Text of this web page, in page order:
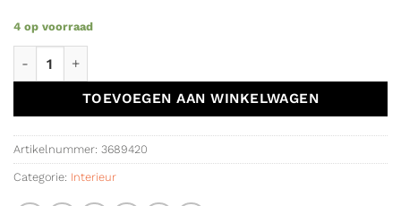
4 op voorraad
TOEVOEGEN AAN WINKELWAGEN
Artikelnummer: 3689420
Categorie: Interieur